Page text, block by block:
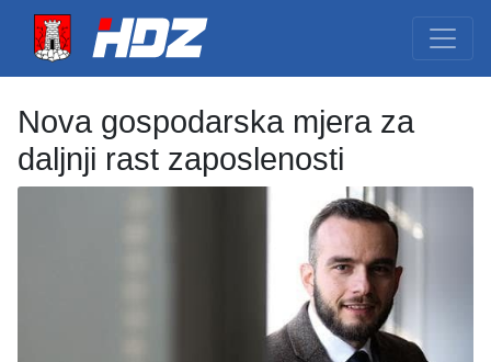
Nova gospodarska mjera za
daljnji rast zaposlenosti